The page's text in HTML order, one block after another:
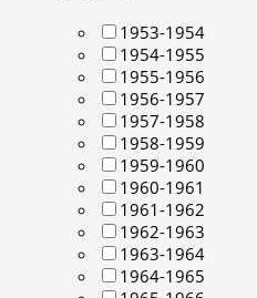
1953-1954
1954-1955
1955-1956
1956-1957
1957-1958
1958-1959
1959-1960
1960-1961
1961-1962
1962-1963
1963-1964
1964-1965